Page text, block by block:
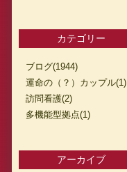
カテゴリー
ブログ(1944)
運命の（？）カップル(1)
訪問看護(2)
多機能型拠点(1)
アーカイブ